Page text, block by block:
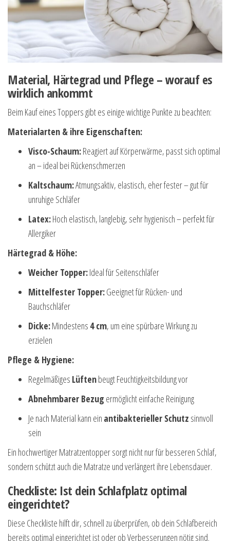
Material, Härtegrad und Pflege – worauf es
wirklich ankommt
Beim Kauf eines Toppers gibt es einige wichtige Punkte zu beachten:
Materialarten & ihre Eigenschaften:
Visco-Schaum:Reagiert auf Körperwärme, passt sich optimal
an – ideal bei Rückenschmerzen
Kaltschaum:Atmungsaktiv, elastisch, eher fester – gut für
unruhige Schläfer
Latex:Hoch elastisch, langlebig, sehr hygienisch – perfekt für
Allergiker
Härtegrad & Höhe:
Weicher Topper:Ideal für Seitenschläfer
Mittelfester Topper:Geeignet für Rücken- und
Bauchschläfer
Dicke:Mindestens 4 cm, um eine spürbare Wirkung zu
erzielen
Pflege & Hygiene:
Regelmäßiges Lüftenbeugt Feuchtigkeitsbildung vor
Abnehmbarer Bezug ermöglicht einfache Reinigung
Je nach Material kann ein antibakterieller Schutz sinnvoll
sein
Ein hochwertiger Matratzentopper sorgt nicht nur für besseren Schlaf,
sondern schützt auch die Matratze und verlängert ihre Lebensdauer.
Checkliste: Ist dein Schlafplatz optimal
eingerichtet?
Diese Checkliste hilft dir, schnell zu überprüfen, ob dein Schlafbereich
bereits optimal eingerichtet ist oder ob Verbesserungen nötig sind.